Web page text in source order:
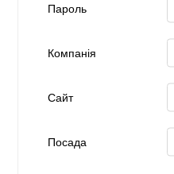
Пароль
Компанія
Сайт
Посада